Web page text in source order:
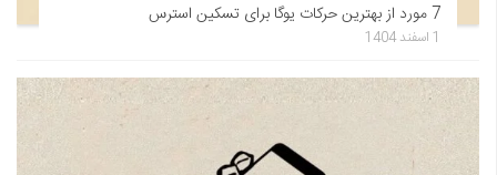
7 مورد از بهترین حرکات یوگا برای تسکین استرس
1 اسفند 1404